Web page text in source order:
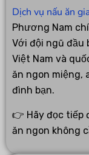
Dịch vụ nấu ăn
Phương Nam
Với đội ngũ đầu
Việt Nam và
ăn ngon miệng,
đình bạn.
👉 Hãy đọc tiếp
ăn ngon không